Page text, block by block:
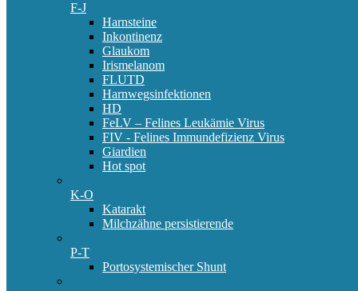
F-J
Harnsteine
Inkontinenz
Glaukom
Irismelanom
FLUTD
Harnwegsinfektionen
HD
FeLV – Felines Leukämie Virus
FIV - Felines Immundefizienz Virus
Giardien
Hot spot
K-O
Katarakt
Milchzähne persistierende
P-T
Portosystemischer Shunt